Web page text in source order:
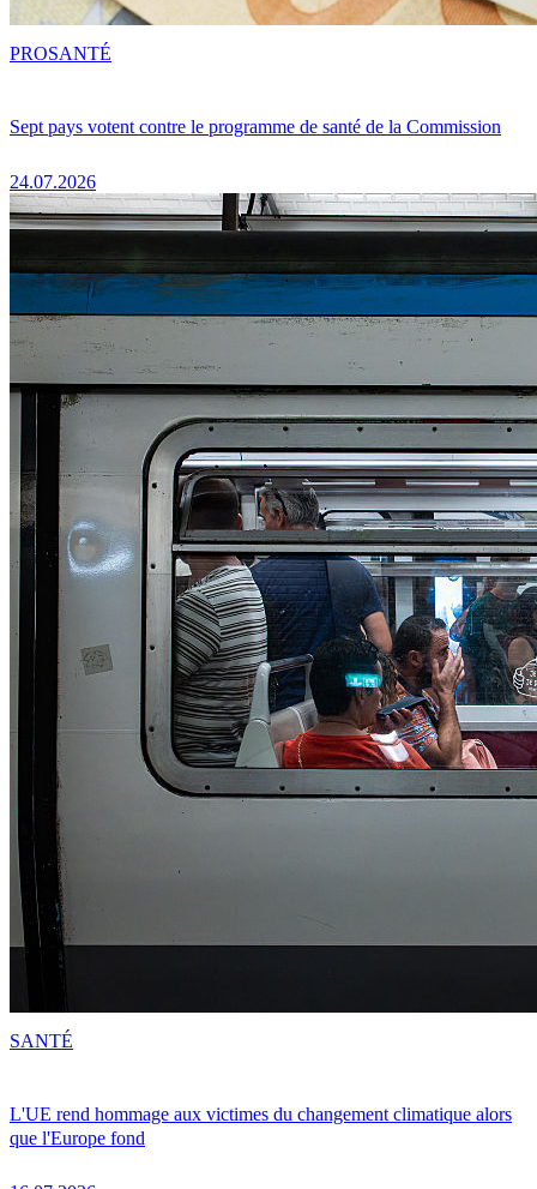
Sept pays votent contre le programme de santé de la Commission
24.07.2026
PROSANTÉ
L'UE rend hommage aux victimes du changement climatique alors
que l'Europe fond
SANTÉ